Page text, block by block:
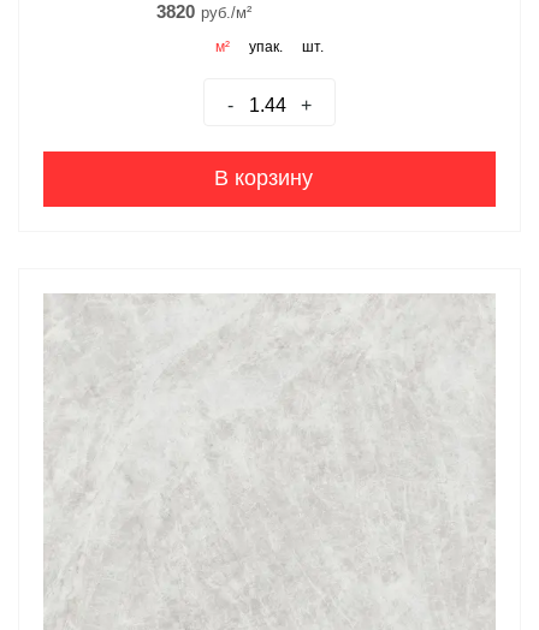
3820 руб./м²
м² упак. шт.
- +
В корзину